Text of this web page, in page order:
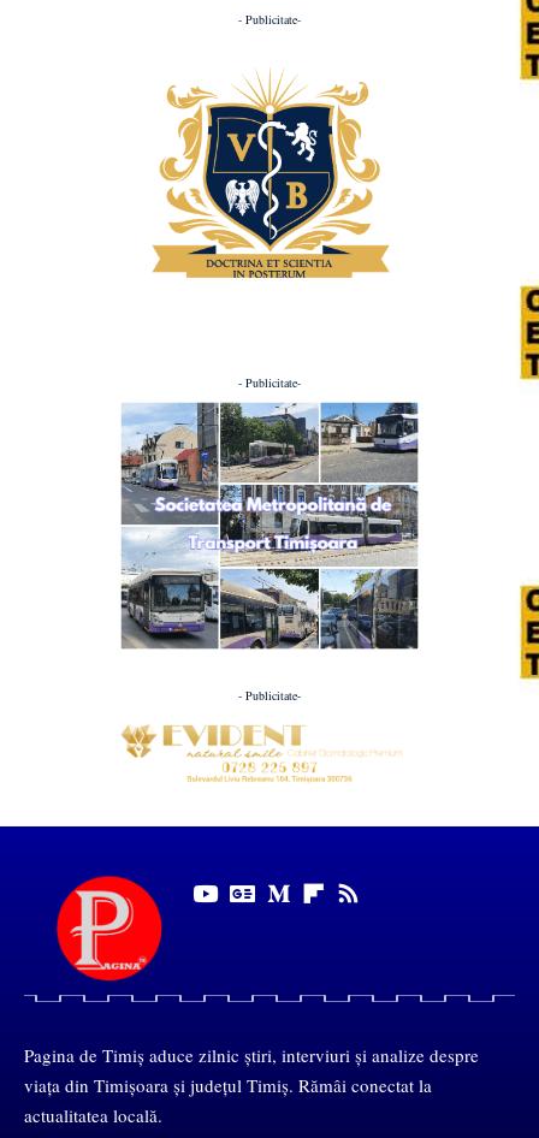
- Publicitate-
- Publicitate-
- Publicitate-
Pagina de Timiș aduce zilnic știri, interviuri și analize despre
viața din Timișoara și județul Timiș. Rămâi conectat la
actualitatea locală.